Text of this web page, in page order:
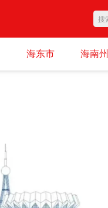
海东市 海南州